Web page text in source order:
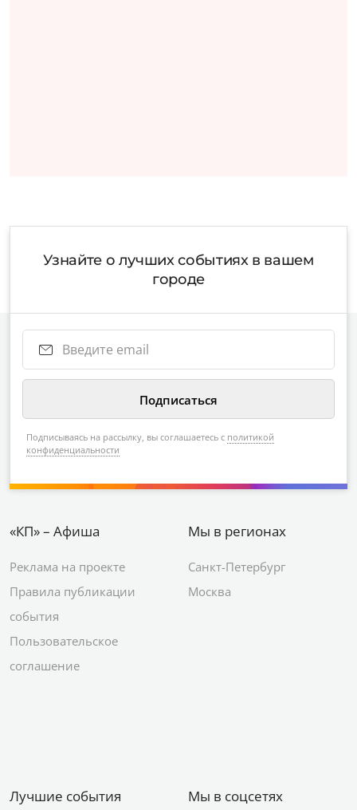
Узнайте о лучших событиях в вашем
городе
Подписываясь на рассылку, вы соглашаетесь с политикой
конфиденциальности
«КП» – Афиша
Реклама на проекте
Правила публикации
события
Пользовательское
соглашение
Мы в регионах
Санкт-Петербург
Москва
Лучшие события Мы в соцсетях